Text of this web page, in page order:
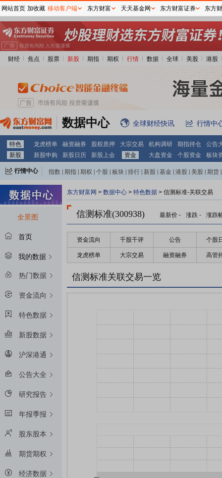
财经 焦点 股票 新股 期指 期权 行情 数据 全球 美股 港股
数据中心 全球财经快讯 行情中
特色 龙虎榜单 融资融券 股权质押 大宗交易 机构调研 期指持仓
公告
新股
新股申购 新股日历 新股上会 资金 大盘资金 个股资金 板块
行情中心 指数 期指 期权 个股 板块 排行 新股 基金 港股 美股 期货
全景图
首页
我的数据
热门数据
资金流向
特色数据
新股数据
沪深港通
公告大全
研究报告
年报季报
股东股本
期货期权
经济数据
东方财富网 > 数据中心 > 特色数据 > 信测标准-关联交易
信测标准(300938) 最新价 - 涨跌 - 涨跌
资金流向 千股千评 公告 个股
龙虎榜单 大宗交易 融资融券 高管
信测标准关联交易一览
网站首页 加收藏 移动客户端 东方财富 天天基金网 东方财富证券 东方